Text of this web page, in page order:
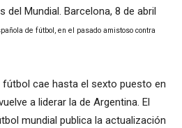
Mundial. Barcelona, 8 de abril
de fútbol, en el pasado amistoso contra
cae hasta el sexto puesto en
a liderar la de Argentina. El
mundial publica la actualización